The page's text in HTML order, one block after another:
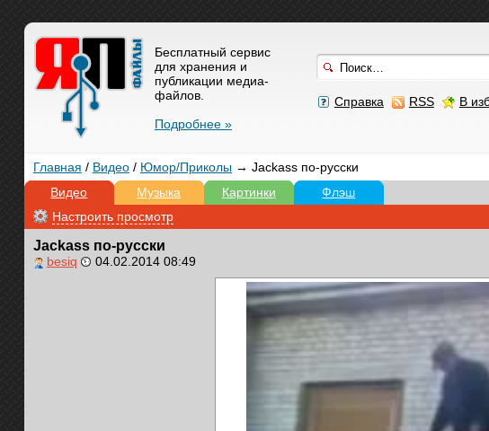
Справка RSS В
Бесплатный сервис
для хранения и
публикации медиа-
файлов.
Подробнее »
Главная / Видео/ Юмор/Приколы→ Jackass по-русски
Видео
Музыка Картинки Флэш
Настроить просмотр
Jackass по-русски
besiq 04.02.2014 08:49